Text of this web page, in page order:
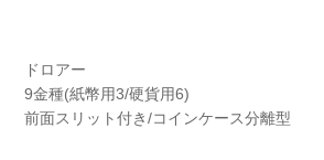
ドロアー
9金種(紙幣用3/硬貨用6)
前面スリット付き/コインケース分離型